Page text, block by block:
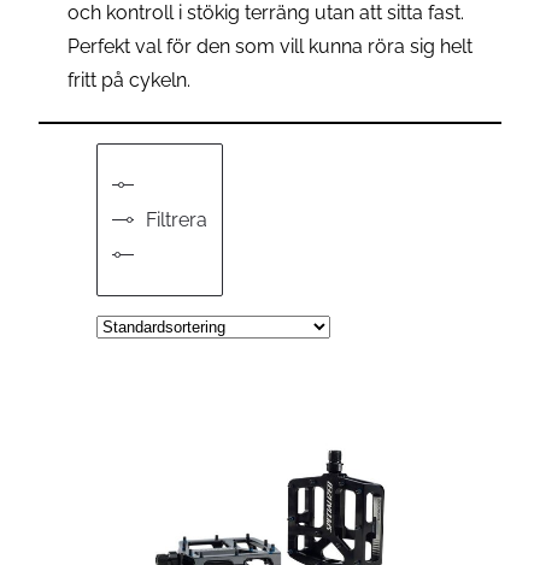
och kontroll i stökig terräng utan att sitta fast.
Perfekt val för den som vill kunna röra sig helt
fritt på cykeln.
Filtrera